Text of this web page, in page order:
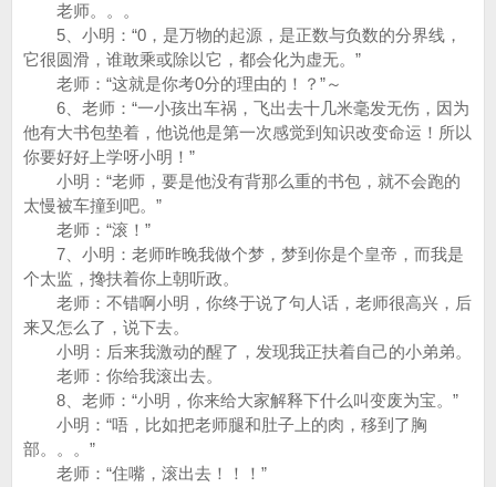
老师。。。
5、小明：“0，是万物的起源，是正数与负数的分界线，
它很圆滑，谁敢乘或除以它，都会化为虚无。”
老师：“这就是你考0分的理由的！？”～
6、老师：“一小孩出车祸，飞出去十几米毫发无伤，因为
他有大书包垫着，他说他是第一次感觉到知识改变命运！所以
你要好好上学呀小明！”
小明：“老师，要是他没有背那么重的书包，就不会跑的
太慢被车撞到吧。”
老师：“滚！”
7、小明：老师昨晚我做个梦，梦到你是个皇帝，而我是
个太监，搀扶着你上朝听政。
老师：不错啊小明，你终于说了句人话，老师很高兴，后
来又怎么了，说下去。
小明：后来我激动的醒了，发现我正扶着自己的小弟弟。
老师：你给我滚出去。
8、老师：“小明，你来给大家解释下什么叫变废为宝。”
小明：“唔，比如把老师腿和肚子上的肉，移到了胸
部。。。”
老师：“住嘴，滚出去！！！”